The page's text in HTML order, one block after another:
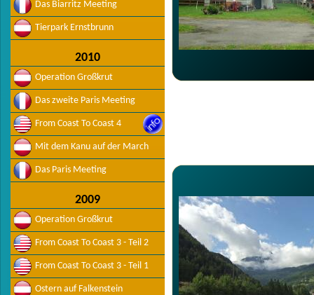
Das Biarritz Meeting
Tierpark Ernstbrunn
2010
Operation Großkrut
Das zweite Paris Meeting
From Coast To Coast 4
Mit dem Kanu auf der March
Das Paris Meeting
2009
Operation Großkrut
From Coast To Coast 3 - Teil 2
From Coast To Coast 3 - Teil 1
Ostern auf Falkenstein